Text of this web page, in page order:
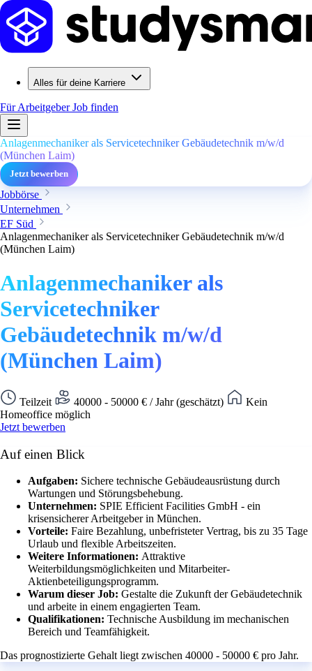
Alles für deine Karriere
Für ArbeitgeberJob finden
Anlagenmechaniker als Servicetechniker Gebäudetechnik m/w/d
(München Laim)
Jetzt bewerben
Jobbörse
Unternehmen
EF Süd
Anlagenmechaniker als Servicetechniker Gebäudetechnik m/w/d
(München Laim)
Anlagenmechaniker als
Servicetechniker
Gebäudetechnik m/w/d
(München Laim)
Teilzeit 40000 - 50000 € / Jahr (geschätzt)
Kein
Homeoffice möglich
Jetzt bewerben
Auf einen Blick
Aufgaben: Sichere technische Gebäudeausrüstung durch
Wartungen und Störungsbehebung.
Unternehmen: SPIE Efficient Facilities GmbH - ein
krisensicherer Arbeitgeber in München.
Vorteile: Faire Bezahlung, unbefristeter Vertrag, bis zu 35 Tage
Urlaub und flexible Arbeitszeiten.
Weitere Informationen: Attraktive
Weiterbildungsmöglichkeiten und Mitarbeiter-
Aktienbeteiligungsprogramm.
Warum dieser Job: Gestalte die Zukunft der Gebäudetechnik
und arbeite in einem engagierten Team.
Qualifikationen: Technische Ausbildung im mechanischen
Bereich und Teamfähigkeit.
Das prognostizierte Gehalt liegt zwischen 40000 - 50000 € pro Jahr.